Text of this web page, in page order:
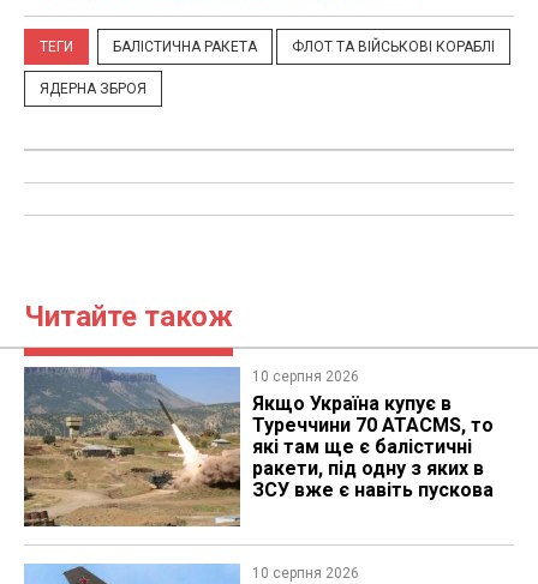
ТЕГИ БАЛІСТИЧНА РАКЕТА ФЛОТ ТА ВІЙСЬКОВІ КОРАБЛІ
ЯДЕРНА ЗБРОЯ
Читайте також
10 серпня 2026
Якщо Україна купує в
Туреччини 70 ATACMS, то
які там ще є балістичні
ракети, під одну з яких в
ЗСУ вже є навіть пускова
10 серпня 2026